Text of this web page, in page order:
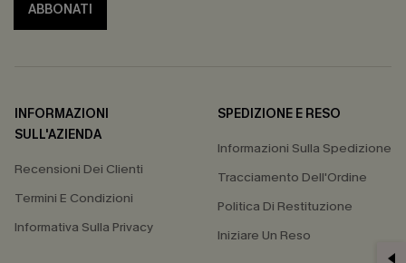
ABBONATI
INFORMAZIONI
SULL'AZIENDA
Recensioni Dei Clienti
Termini E Condizioni
Informativa Sulla Privacy
SPEDIZIONE E RESO
Informazioni Sulla Spedizione
Tracciamento Dell'Ordine
Politica Di Restituzione
Iniziare Un Reso